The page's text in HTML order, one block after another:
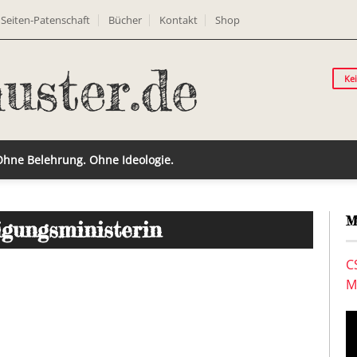
Seiten-Patenschaft Bücher Kontakt Shop
Belehrung. Ohne Ideologie.